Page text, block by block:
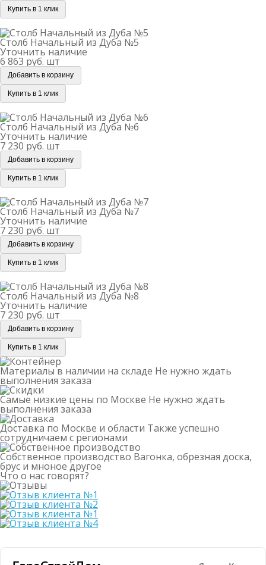
Купить в 1 клик
Столб Начальный из Дуба №5
Уточнить наличие
6 863 руб. шт
Добавить в корзину
Купить в 1 клик
Столб Начальный из Дуба №6
Уточнить наличие
7 230 руб. шт
Добавить в корзину
Купить в 1 клик
Столб Начальный из Дуба №7
Уточнить наличие
7 230 руб. шт
Добавить в корзину
Купить в 1 клик
Столб Начальный из Дуба №8
Уточнить наличие
7 230 руб. шт
Добавить в корзину
Купить в 1 клик
Материалы в наличии на складе Не нужно ждать
выполнения заказа
Самые низкие цены по Москве Не нужно ждать
выполнения заказа
Доставка по Москве и области Также успешно
сотрудничаем с регионами
Собственное производство Вагонка, обрезная доска,
брус и мноное другое
Что о нас говорят?